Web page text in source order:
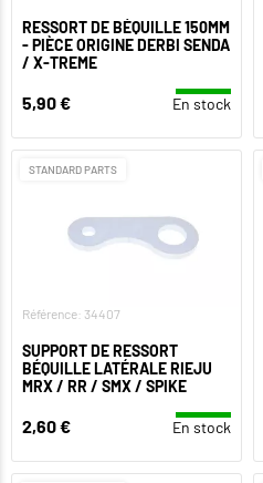
RESSORT DE BÉQUILLE 150MM
- PIÈCE ORIGINE DERBI SENDA
/ X-TREME
5,90 € En stock
STANDARD PARTS
Référence: 34407
SUPPORT DE RESSORT
BÉQUILLE LATÉRALE RIEJU
MRX / RR / SMX / SPIKE
2,60 € En stock